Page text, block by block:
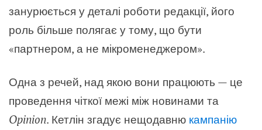
занурюється у деталі роботи редакції, його
роль більше полягає у тому, що бути
«партнером, а не мікроменеджером».
Одна з речей, над якою вони працюють — це
проведення чіткої межі між новинами та
Opinion. Кетлін згадує нещодавню кампанію